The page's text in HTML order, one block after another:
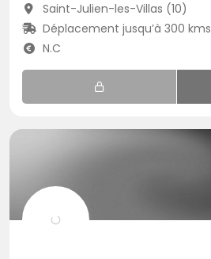
Saint-Julien-les-Villas (10)
Déplacement jusqu’à 300 kms
N.C